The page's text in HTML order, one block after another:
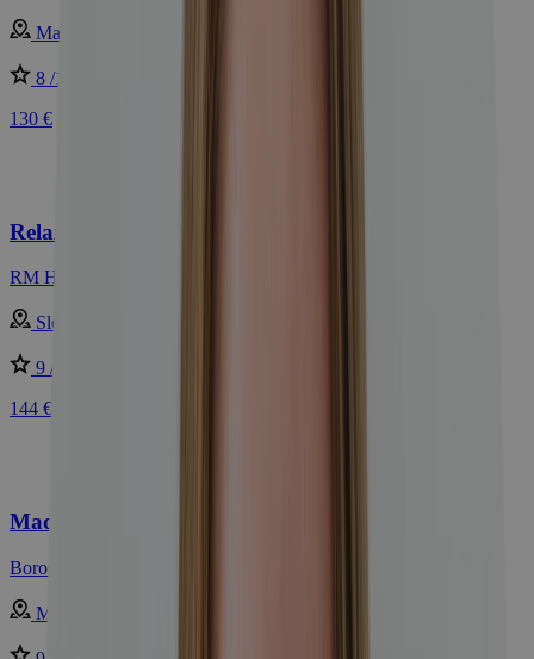
Maďarsko - Balaton
8 /10
130 €
Relax pri Bojniciach s bazénom a vírivkou
RM Hotel Wellness & Congress ****
Slovensko - Bojnice
9 /10
144 €
Maďarsko luxusne s neobmedzeným wellness
Borostyán Med Hotel ****
Maďarsko - Nyíradony